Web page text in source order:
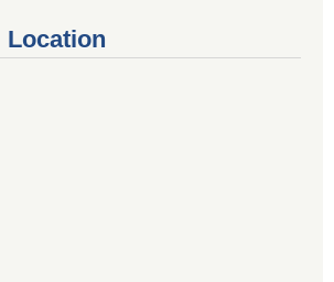
Location